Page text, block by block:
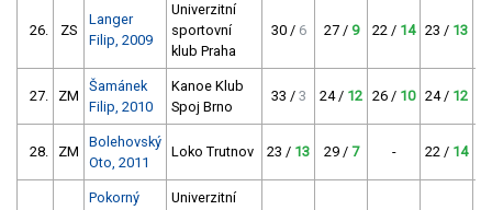
26. ZS
Langer
Filip, 2009
Univerzitní
sportovní
klub Praha
30 / 6 27 / 9 22 / 14 23 / 13
27. ZM
Šamánek
Filip, 2010
Kanoe Klub
Spoj Brno
33 / 3 24 / 12 26 / 10 24 / 12
28. ZM
Bolehovský
Oto, 2011
Loko Trutnov 23 / 13 29 / 7 - 22 / 14
Pokorný
Univerzitní